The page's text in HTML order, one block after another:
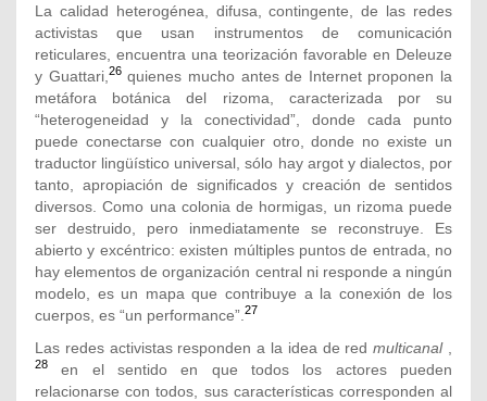
La calidad heterogénea, difusa, contingente, de las redes
activistas que usan instrumentos de comunicación
reticulares, encuentra una teorización favorable en Deleuze
y Guattari, 26quienes mucho antes de Internet proponen la
metáfora botánica del rizoma, caracterizada por su
“heterogeneidad y la conectividad”, donde cada punto
puede conectarse con cualquier otro, donde no existe un
traductor lingüístico universal, sólo hay argot y dialectos, por
tanto, apropiación de significados y creación de sentidos
diversos. Como una colonia de hormigas, un rizoma puede
ser destruido, pero inmediatamente se reconstruye. Es
abierto y excéntrico: existen múltiples puntos de entrada, no
hay elementos de organización central ni responde a ningún
modelo, es un mapa que contribuye a la conexión de los
cuerpos, es “un performance”. 27
Las redes activistas responden a la idea de redmulticanal,
28
en el sentido en que todos los actores pueden
relacionarse con todos, sus características corresponden al